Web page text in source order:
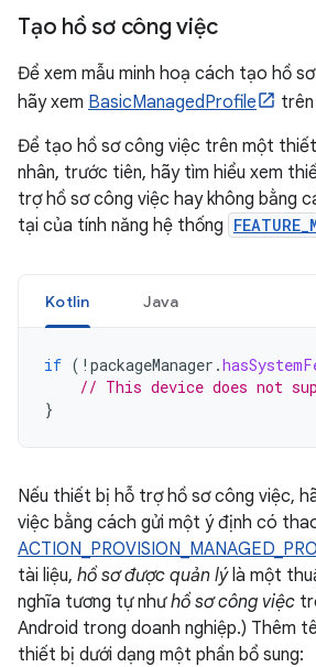
Tạo hồ sơ công việc
Để xem mẫu minh hoạ cách tạo hồ
hãy xem BasicManagedProfile
Để tạo hồ sơ công việc trên một
nhân, trước tiên, hãy tìm hiểu xem
trợ hồ sơ công việc hay không bằng
tại của tính năng hệ thống
Kotlin Java
if ( ! packageManager .
// This device does not
}
Nếu thiết bị hỗ trợ hồ sơ công việc,
việc bằng cách gửi một ý định có
tài liệu, hồ sơ được quản lýlà một
nghĩa tương tự nhưhồ sơ công việc
Android trong doanh nghiệp.) Thêm
thiết bị dưới dạng một phần bổ sung: